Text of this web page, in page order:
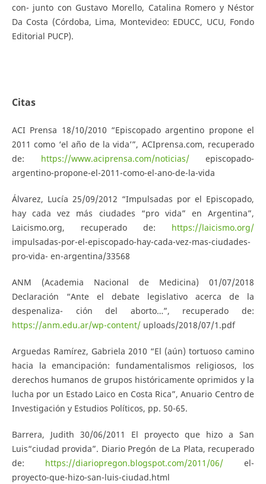
con- junto con Gustavo Morello, Catalina Romero y Néstor
Da Costa (Córdoba, Lima, Montevideo: EDUCC, UCU, Fondo
Editorial PUCP).
Citas
ACI Prensa 18/10/2010 “Episcopado argentino propone el
2011 como ‘el año de la vida’”, ACIprensa.com, recuperado
de: https://www.aciprensa.com/noticias/episcopado-
argentino-propone-el-2011-como-el-ano-de-la-vida
Álvarez, Lucía 25/09/2012 “Impulsadas por el Episcopado,
hay cada vez más ciudades “pro vida” en Argentina”,
Laicismo.org, recuperado de: https://laicismo.org/
impulsadas-por-el-episcopado-hay-cada-vez-mas-ciudades-
pro-vida- en-argentina/33568
ANM (Academia Nacional de Medicina) 01/07/2018
Declaración “Ante el debate legislativo acerca de la
despenaliza- ción del aborto…”, recuperado de:
https://anm.edu.ar/wp-content/uploads/2018/07/1.pdf
Arguedas Ramírez, Gabriela 2010 “El (aún) tortuoso camino
hacia la emancipación: fundamentalismos religiosos, los
derechos humanos de grupos históricamente oprimidos y la
lucha por un Estado Laico en Costa Rica”, Anuario Centro de
Investigación y Estudios Políticos, pp. 50-65.
Barrera, Judith 30/06/2011 El proyecto que hizo a San
Luis“ciudad provida”. Diario Pregón de La Plata, recuperado
de: https://diariopregon.blogspot.com/2011/06/ el-
proyecto-que-hizo-san-luis-ciudad.html